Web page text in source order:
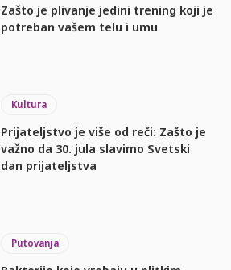
Zašto je plivanje jedini trening koji je
potreban vašem telu i umu
Kultura
Prijateljstvo je više od reči: Zašto je
važno da 30. jula slavimo Svetski
dan prijateljstva
Putovanja